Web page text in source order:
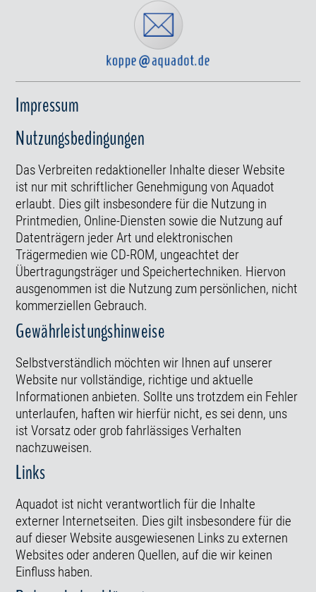
Impressum
Nutzungsbedingungen
Das Verbreiten redaktioneller Inhalte dieser Website
ist nur mit schriftlicher Genehmigung von Aquadot
erlaubt. Dies gilt insbesondere für die Nutzung in
Printmedien, Online-Diensten sowie die Nutzung auf
Datenträgern jeder Art und elektronischen
Trägermedien wie CD-ROM, ungeachtet der
Übertragungsträger und Speichertechniken. Hiervon
ausgenommen ist die Nutzung zum persönlichen, nicht
kommerziellen Gebrauch.
Gewährleistungshinweise
Selbstverständlich möchten wir Ihnen auf unserer
Website nur vollständige, richtige und aktuelle
Informationen anbieten. Sollte uns trotzdem ein Fehler
unterlaufen, haften wir hierfür nicht, es sei denn, uns
ist Vorsatz oder grob fahrlässiges Verhalten
nachzuweisen.
Links
Aquadot ist nicht verantwortlich für die Inhalte
externer Internetseiten. Dies gilt insbesondere für die
auf dieser Website ausgewiesenen Links zu externen
Websites oder anderen Quellen, auf die wir keinen
Einfluss haben.